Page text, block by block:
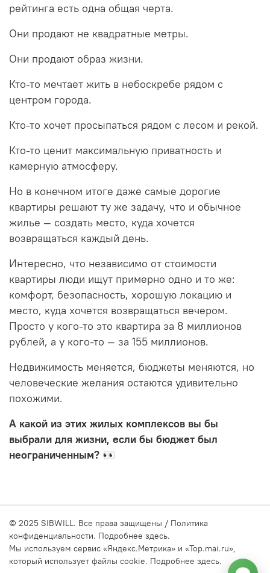
рейтинга есть одна общая черта.
Они продают не квадратные метры.
Они продают образ жизни.
Кто-то мечтает жить в небоскребе рядом с
центром города.
Кто-то хочет просыпаться рядом с лесом и рекой.
Кто-то ценит максимальную приватность и
камерную атмосферу.
Но в конечном итоге даже самые дорогие
квартиры решают ту же задачу, что и обычное
жилье — создать место, куда хочется
возвращаться каждый день.
Интересно, что независимо от стоимости
квартиры люди ищут примерно одно и то же:
комфорт, безопасность, хорошую локацию и
место, куда хочется возвращаться вечером.
Просто у кого-то это квартира за 8 миллионов
рублей, а у кого-то — за 155 миллионов.
Недвижимость меняется, бюджеты меняются, но
человеческие желания остаются удивительно
похожими.
А какой из этих жилых комплексов вы бы
выбрали для жизни, если бы бюджет был
неограниченным? 👀
© 2025 SIBWILL. Все права защищены / Политика
конфиденциальности. Подробнее здесь.
Мы используем сервис «Яндекс.Метрика» и «Top.mai.ru»,
который использует файлы cookie. Подробнее здесь.